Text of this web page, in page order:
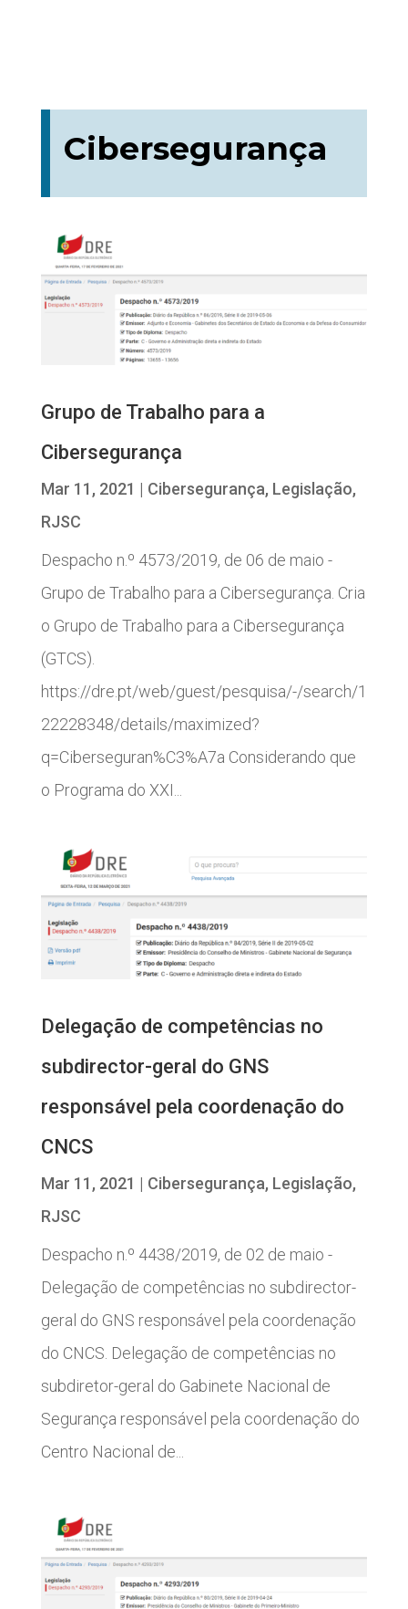
Cibersegurança
Grupo de Trabalho para a
Cibersegurança
Mar 11, 2021 | Cibersegurança, Legislação,
RJSC
Despacho n.º 4573/2019, de 06 de maio -
Grupo de Trabalho para a Cibersegurança. Cria
o Grupo de Trabalho para a Cibersegurança
(GTCS).
https://dre.pt/web/guest/pesquisa/-/search/1
22228348/details/maximized?
q=Ciberseguran%C3%A7a Considerando que
o Programa do XXI...
Delegação de competências no
subdirector-geral do GNS
responsável pela coordenação do
CNCS
Mar 11, 2021 | Cibersegurança, Legislação,
RJSC
Despacho n.º 4438/2019, de 02 de maio -
Delegação de competências no subdirector-
geral do GNS responsável pela coordenação
do CNCS. Delegação de competências no
subdiretor-geral do Gabinete Nacional de
Segurança responsável pela coordenação do
Centro Nacional de...